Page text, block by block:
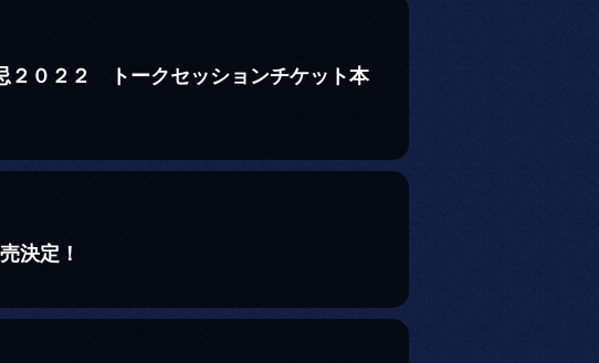
２０２２ トークセッションチケット本
決定！